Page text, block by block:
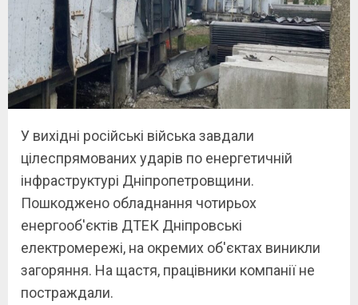
У вихідні російські війська завдали
цілеспрямованих ударів по енергетичній
інфраструктурі Дніпропетровщини.
Пошкоджено обладнання чотирьох
енергооб'єктів ДТЕК Дніпровські
електромережі, на окремих об'єктах виникли
загоряння. На щастя, працівники компанії не
постраждали.